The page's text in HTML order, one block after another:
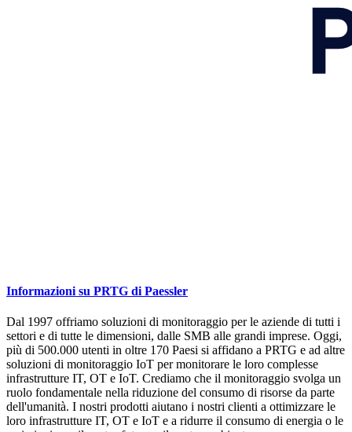
Informazioni su PRTG di Paessler
Dal 1997 offriamo soluzioni di monitoraggio per le aziende di tutti i
settori e di tutte le dimensioni, dalle SMB alle grandi imprese. Oggi,
più di 500.000 utenti in oltre 170 Paesi si affidano a PRTG e ad altre
soluzioni di monitoraggio IoT per monitorare le loro complesse
infrastrutture IT, OT e IoT. Crediamo che il monitoraggio svolga un
ruolo fondamentale nella riduzione del consumo di risorse da parte
dell'umanità. I nostri prodotti aiutano i nostri clienti a ottimizzare le
loro infrastrutture IT, OT e IoT e a ridurre il consumo di energia o le